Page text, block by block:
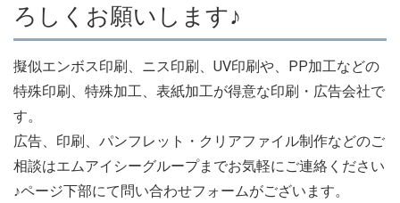
ろしくお願いします♪
擬似エンボス印刷、ニス印刷、UV印刷や、PP加工などの
特殊印刷、特殊加工、表紙加工が得意な印刷・広告会社で
す。
広告、印刷、パンフレット・クリアファイル制作などのご
相談はエムアイシーグループまでお気軽にご連絡ください
♪ページ下部にて問い合わせフォームがございます。